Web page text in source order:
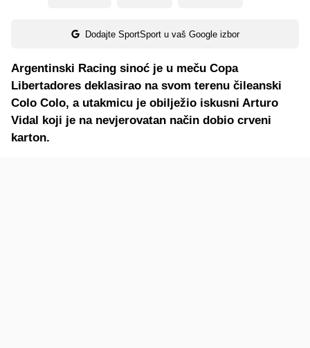
Dodajte SportSport u vaš Google izbor
Argentinski Racing sinoć je u meču Copa
Libertadores deklasirao na svom terenu čileanski
Colo Colo, a utakmicu je obilježio iskusni Arturo
Vidal koji je na nevjerovatan način dobio crveni
karton.